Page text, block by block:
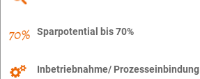
Sparpotential bis 70%
Inbetriebnahme/ Prozesseinbindung